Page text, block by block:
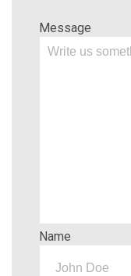
Message
Name